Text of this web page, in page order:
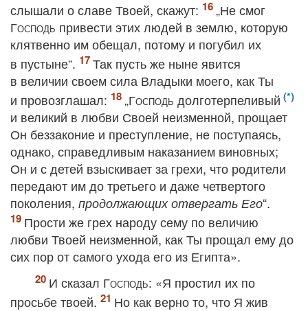
слышали о славе Твоей, скажут:
„Не смог
Господь привести этих людей в землю, которую
клятвенно им обещал, потому и погубил их
в пустыне“.
Так пусть же ныне явится
в величии своем сила Владыки моего, как Ты
и провозглашал:
„Господь долготерпеливый
и великий в любви Своей неизменной, прощает
Он беззаконие и преступление, не поступаясь,
однако, справедливым наказанием виновных;
Он и с детей взыскивает за грехи, что родители
передают им до третьего и даже четвертого
поколения, продолжающих отвергать Его“.
Прости же грех народу сему по величию
любви Твоей неизменной, как Ты прощал ему до
сих пор от самого ухода его из Египта».
И сказал Господь: «Я простил их по
просьбе твоей.
Но как верно то, что Я жив